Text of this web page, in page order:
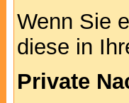
Wenn Sie
diese in
Private